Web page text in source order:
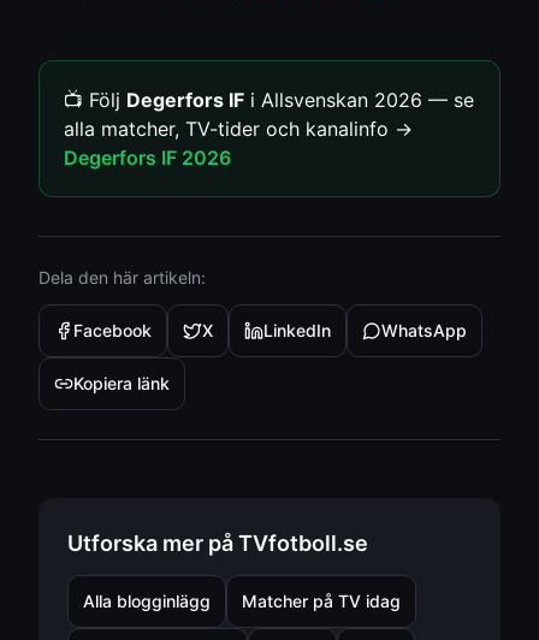
📺 Följ Degerfors IF i Allsvenskan 2026 — se
alla matcher, TV-tider och kanalinfo →
Degerfors IF 2026
Dela den här artikeln:
Facebook X LinkedIn WhatsApp
Kopiera länk
Utforska mer på TVfotboll.se
Alla blogginlägg Matcher på TV idag